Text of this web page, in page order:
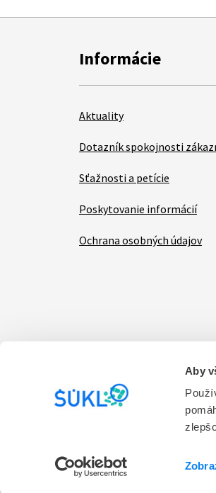
Aby
Informácie
Aktuality
Dotazník spokojnosti
Sťažnosti a petície
Poskytovanie informácií
Ochrana osobných údajov
Items
Vyhlásenie o prístupnosti
Prevádzkovateľom